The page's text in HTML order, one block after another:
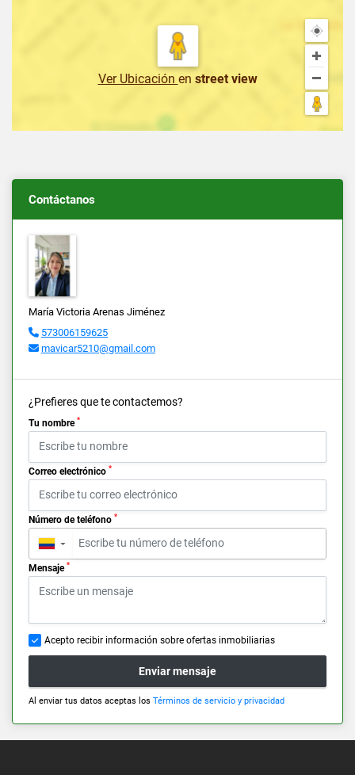
Ver Ubicación en street view
Contáctanos
María Victoria Arenas Jiménez
573006159625
mavicar5210@gmail.com
¿Prefieres que te contactemos?
Tu nombre *
Correo electrónico *
Número de teléfono *
▼
Mensaje *
Acepto recibir información sobre ofertas inmobiliarias
Enviar mensaje
Al enviar tus datos aceptas los Términos de servicio y privacidad